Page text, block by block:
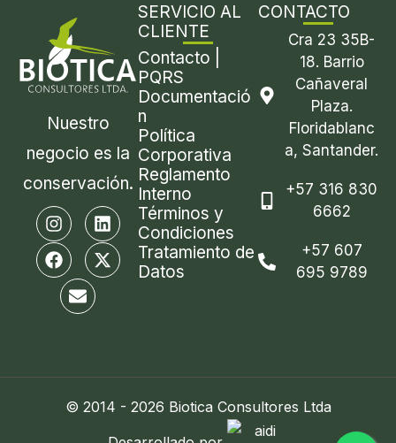
Nuestro
negocio es la
conservación.
I
n
s
t
a
g
L
i
n
k
e
F
a
c
e
b
o
X
-
t
w
i
E
n
v
e
l
o
p
SERVICIO AL
CLIENTE
Contacto |
PQRS
Documentació
n
Política
Corporativa
Reglamento
Interno
Términos y
Condiciones
Tratamiento de
Datos
CONTACTO
Cra 23 35B-
18. Barrio
Cañaveral
Plaza.
Floridablanc
a, Santander.
+57 316 830
6662
+57 607
695 9789
© 2014 - 2026 Biotica Consultores Ltda